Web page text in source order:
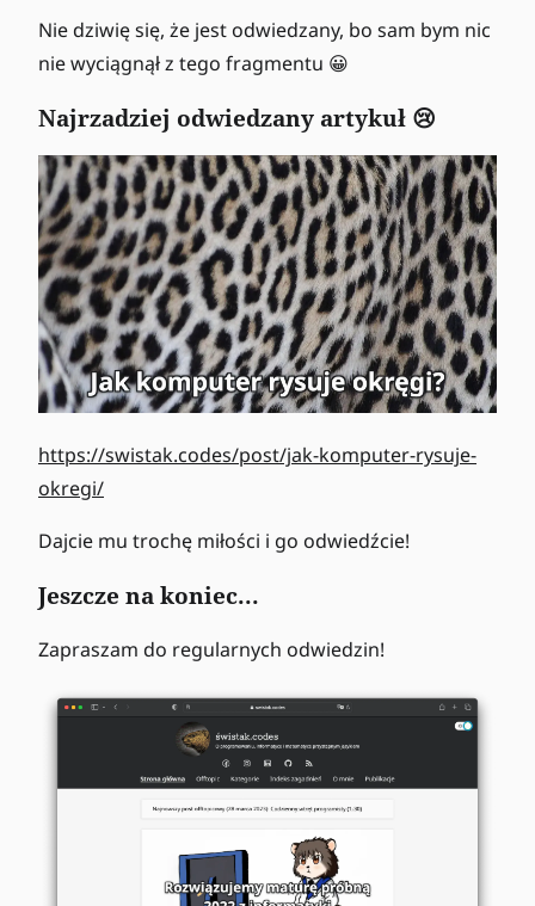
Nie dziwię się, że jest odwiedzany, bo sam bym nic
nie wyciągnął z tego fragmentu 😀
Najrzadziej odwiedzany artykuł 😢
https://swistak.codes/post/jak-komputer-rysuje-
okregi/
Dajcie mu trochę miłości i go odwiedźcie!
Jeszcze na koniec...
Zapraszam do regularnych odwiedzin!